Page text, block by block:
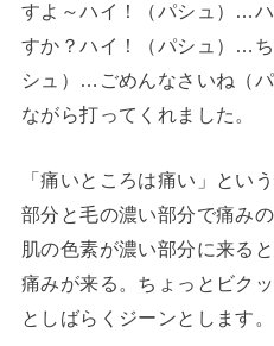
すよ～ハイ！（パシュ）…
すか？ハイ！（パシュ）…
シュ）…ごめんなさいね（
ながら打ってくれました。
「痛いところは痛い」とい
部分と毛の濃い部分で痛み
肌の色素が濃い部分に来る
痛みが来る。ちょっとビク
としばらくジーンとします。